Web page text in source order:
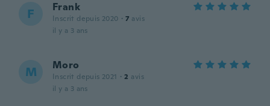
F Frank
Inscrit depuis 2020 · 7 avis
il y a 3 ans
M Moro
Inscrit depuis 2021 · 2 avis
il y a 3 ans